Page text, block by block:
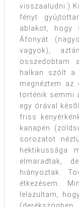
visszaaludni.)
fényt
ablakot, hogy
Áfonyát
vagyok),
összedobtam
halkan szólt a
megnéztem az
történik semmi
egy órával
friss
kanapén
sorozatot
hektikussága
elmaradtak,
hiányoztak.
étkezésem.
lelazultam,